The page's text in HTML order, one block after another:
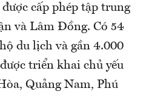
cấp phép tập trung
và Lâm Đồng. Có 54
du lịch và gần 4.000
triển khai chủ yếu
Quảng Nam, Phú